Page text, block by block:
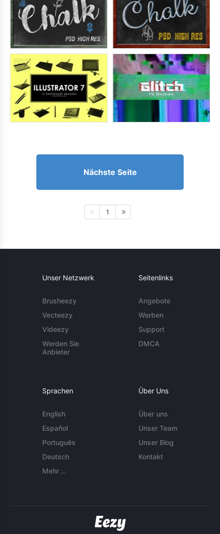
Nächste Seite
1
Unser Netzwerk
Brusheezy
Vecteezy
Videezy
Werden Sie
Anbieter
Seitenlinks
Angebote
Werben
Support
DMCA
Sprachen
English
Español
Português
Deutsch
Mehr ...
Über Uns
Über uns
Unser Team
Unser Blog
Kontakt